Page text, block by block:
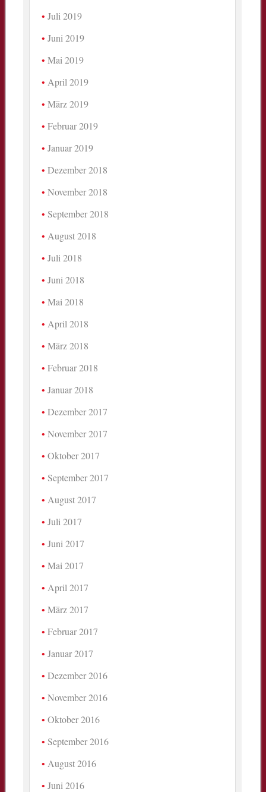
Juli 2019
Juni 2019
Mai 2019
April 2019
März 2019
Februar 2019
Januar 2019
Dezember 2018
November 2018
September 2018
August 2018
Juli 2018
Juni 2018
Mai 2018
April 2018
März 2018
Februar 2018
Januar 2018
Dezember 2017
November 2017
Oktober 2017
September 2017
August 2017
Juli 2017
Juni 2017
Mai 2017
April 2017
März 2017
Februar 2017
Januar 2017
Dezember 2016
November 2016
Oktober 2016
September 2016
August 2016
Juni 2016